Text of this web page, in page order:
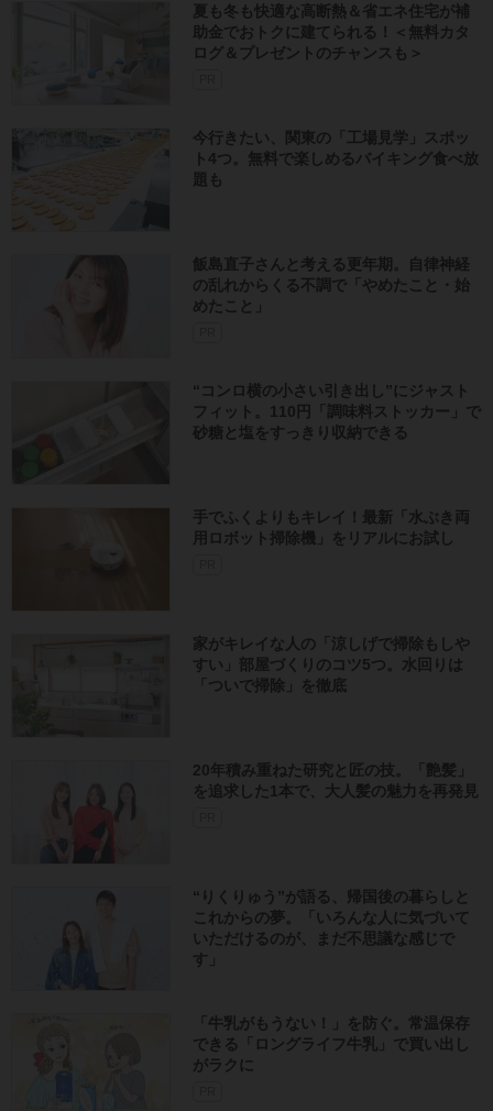
夏も冬も快適な高断熱＆省エネ住宅が補
助金でおトクに建てられる！＜無料カタ
ログ＆プレゼントのチャンスも＞
今行きたい、関東の「工場見学」スポッ
ト4つ。無料で楽しめるバイキング食べ放
題も
飯島直子さんと考える更年期。自律神経
の乱れからくる不調で「やめたこと・始
めたこと」
“コンロ横の小さい引き出し”にジャスト
フィット。110円「調味料ストッカー」で
砂糖と塩をすっきり収納できる
手でふくよりもキレイ！最新「水ぶき両
用ロボット掃除機」をリアルにお試し
家がキレイな人の「涼しげで掃除もしや
すい」部屋づくりのコツ5つ。水回りは
「ついで掃除」を徹底
20年積み重ねた研究と匠の技。「艶髪」
を追求した1本で、大人髪の魅力を再発見
“りくりゅう”が語る、帰国後の暮らしと
これからの夢。「いろんな人に気づいて
いただけるのが、まだ不思議な感じで
す」
「牛乳がもうない！」を防ぐ。常温保存
できる「ロングライフ牛乳」で買い出し
がラクに